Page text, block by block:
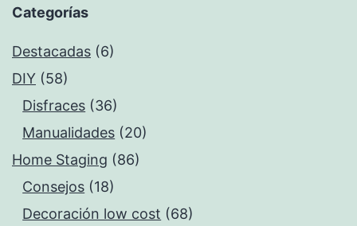
Categorías
Destacadas (6)
DIY (58)
Disfraces (36)
Manualidades (20)
Home Staging (86)
Consejos (18)
Decoración low cost (68)